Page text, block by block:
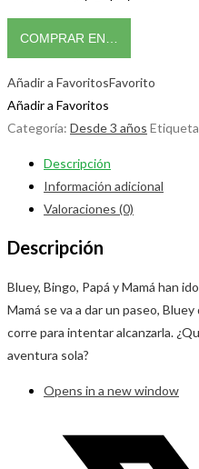
COMPRAR EN…
Añadir a FavoritosFavorito
Añadir a Favoritos
Categoría: Desde 3 años
Descripción
Información adicional
Valoraciones (0)
Descripción
Bluey, Bingo, Papá y Mamá han
Mamá se va a dar un paseo,
corre para intentar alcanzarla.
aventura sola?
Opens in a new window